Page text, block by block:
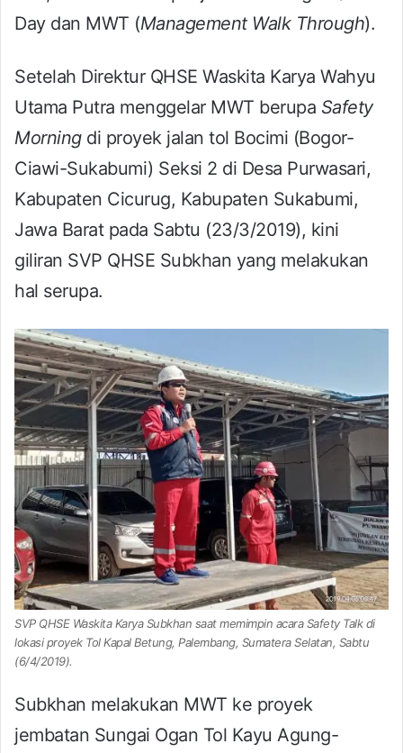
Day dan MWT (Management Walk Through).
Setelah Direktur QHSE Waskita Karya Wahyu
Utama Putra menggelar MWT berupa Safety
Morningdi proyek jalan tol Bocimi (Bogor-
Ciawi-Sukabumi) Seksi 2 di Desa Purwasari,
Kabupaten Cicurug, Kabupaten Sukabumi,
Jawa Barat pada Sabtu (23/3/2019), kini
giliran SVP QHSE Subkhan yang melakukan
hal serupa.
SVP QHSE Waskita Karya Subkhan saat memimpin acara Safety Talk di
lokasi proyek Tol Kapal Betung, Palembang, Sumatera Selatan, Sabtu
(6/4/2019).
Subkhan melakukan MWT ke proyek
jembatan Sungai Ogan Tol Kayu Agung-